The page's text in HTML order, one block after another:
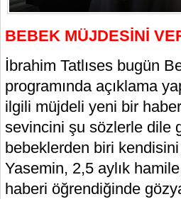
BEBEK MÜJDESİNİ
İbrahim Tatlıses bugün
programında açıklama
ilgili müjdeli yeni bir
sevincini şu sözlerle dile
bebeklerden biri
Yasemin, 2,5 aylık
haberi öğrendiğinde